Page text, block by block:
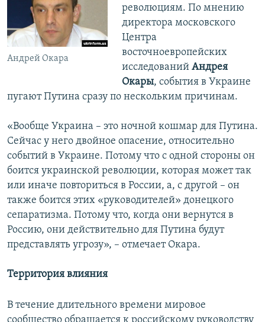
Андрей Окара
революциям. По мнению
директора московского
Центра
восточноевропейских
исследований Андрея
Окары, события в Украине
пугают Путина сразу по нескольким причинам.
«Вообще Украина – это ночной кошмар для Путина.
Сейчас у него двойное опасение, относительно
событий в Украине. Потому что с одной стороны он
боится украинской революции, которая может так
или иначе повториться в России, а, с другой – он
также боится этих «руководителей» донецкого
сепаратизма. Потому что, когда они вернутся в
Россию, они действительно для Путина будут
представлять угрозу», – отмечает Окара.
Территория влияния
В течение длительного времени мировое